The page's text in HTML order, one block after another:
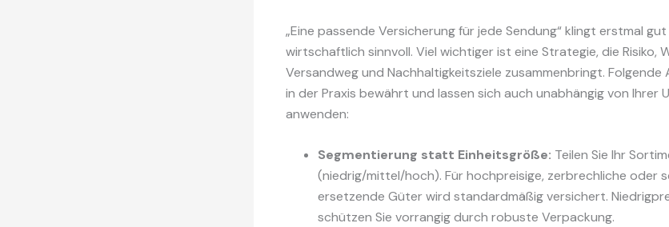
„Eine passende Versicherung für jede Sendung“ klingt erstmal
wirtschaftlich sinnvoll. Viel wichtiger ist eine Strategie, die Risiko,
Versandweg und Nachhaltigkeitsziele zusammenbringt. Folgende
in der Praxis bewährt und lassen sich auch unabhängig von Ihrer
anwenden:
Segmentierung statt Einheitsgröße: Teilen Sie Ihr
(niedrig/mittel/hoch). Für hochpreisige, zerbrechliche oder
ersetzende Güter wird standardmäßig versichert.
schützen Sie vorrangig durch robuste Verpackung.